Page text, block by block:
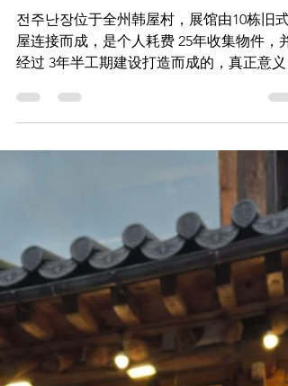
全州复古博物馆 전주난장
— 记忆的迷宫式体验博物
馆
屋连接而成，是个人耗费 25年收集物件，并
的“怀旧博物馆”体验空间。 内部以迷宫式的
小巷布局呈现，沿着窄窄的通道走入时，处
是怀旧场景与陈设，例如： 老旧教室、木制
课桌、粉笔黑板...